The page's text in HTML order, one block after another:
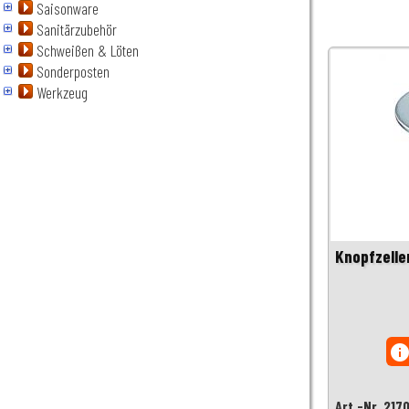
Saisonware
Sanitärzubehör
Schweißen & Löten
Sonderposten
Werkzeug
info